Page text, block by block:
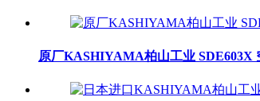
原厂KASHIYAMA柏山工业 SDE603X